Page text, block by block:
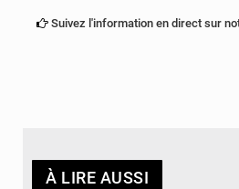
Suivez l'information en direct sur
À LIRE AUSSI